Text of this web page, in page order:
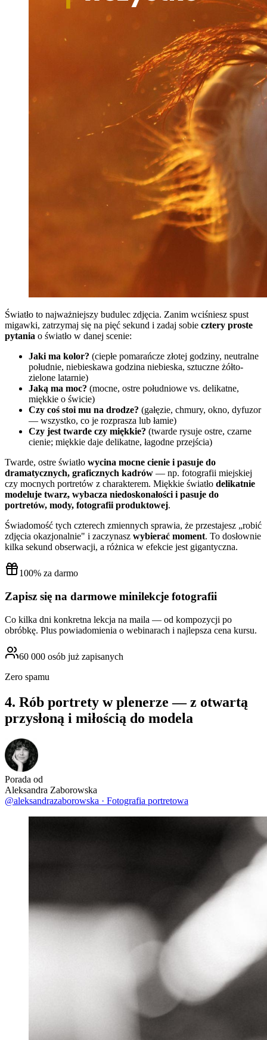
Światło to najważniejszy budulec zdjęcia. Zanim wciśniesz spust
migawki, zatrzymaj się na pięć sekund i zadaj sobie cztery proste
pytania o światło w danej scenie:
Jaki ma kolor? (ciepłe pomarańcze złotej godziny, neutralne
południe, niebieskawa godzina niebieska, sztuczne żółto-
zielone latarnie)
Jaką ma moc? (mocne, ostre południowe vs. delikatne,
miękkie o świcie)
Czy coś stoi mu na drodze? (gałęzie, chmury, okno, dyfuzor
— wszystko, co je rozprasza lub łamie)
Czy jest twarde czy miękkie? (twarde rysuje ostre, czarne
cienie; miękkie daje delikatne, łagodne przejścia)
Twarde, ostre światło wycina mocne cienie i pasuje do
dramatycznych, graficznych kadrów — np. fotografii miejskiej
czy mocnych portretów z charakterem. Miękkie światło delikatnie
modeluje twarz, wybacza niedoskonałości i pasuje do
portretów, mody, fotografii produktowej.
Świadomość tych czterech zmiennych sprawia, że przestajesz „robić
zdjęcia okazjonalnie" i zaczynasz wybierać moment. To dosłownie
kilka sekund obserwacji, a różnica w efekcie jest gigantyczna.
100% za darmo
Zapisz się na darmowe minilekcje fotografii
Co kilka dni konkretna lekcja na maila — od kompozycji po
obróbkę. Plus powiadomienia o webinarach i najlepsza cena kursu.
60 000 osób już zapisanych
Zero spamu
4. Rób portrety w plenerze — z otwartą
przysłoną i miłością do modela
Porada od
Aleksandra Zaborowska
@aleksandrazaborowska · Fotografia portretowa